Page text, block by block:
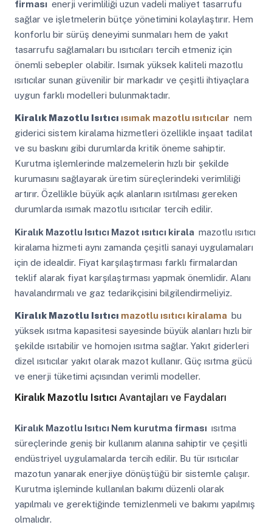
firması enerji verimliliği uzun vadeli maliyet tasarrufu
sağlar ve işletmelerin bütçe yönetimini kolaylaştırır. Hem
konforlu bir sürüş deneyimi sunmaları hem de yakıt
tasarrufu sağlamaları bu ısıtıcıları tercih etmeniz için
önemli sebepler olabilir. Isımak yüksek kaliteli mazotlu
ısıtıcılar sunan güvenilir bir markadır ve çeşitli ihtiyaçlara
uygun farklı modelleri bulunmaktadır.
Kiralık Mazotlu Isıtıcı ısımak mazotlu ısıtıcılar nem
giderici sistem kiralama hizmetleri özellikle inşaat tadilat
ve su baskını gibi durumlarda kritik öneme sahiptir.
Kurutma işlemlerinde malzemelerin hızlı bir şekilde
kurumasını sağlayarak üretim süreçlerindeki verimliliği
artırır. Özellikle büyük açık alanların ısıtılması gereken
durumlarda ısımak mazotlu ısıtıcılar tercih edilir.
Kiralık Mazotlu IsıtıcıMazot ısıtıcı kirala mazotlu ısıtıcı
kiralama hizmeti aynı zamanda çeşitli sanayi uygulamaları
için de idealdir. Fiyat karşılaştırması farklı firmalardan
teklif alarak fiyat karşılaştırması yapmak önemlidir. Alanı
havalandırmalı ve gaz tedarikçisini bilgilendirmeliyiz.
Kiralık Mazotlu Isıtıcı mazotlu ısıtıcı kiralama bu
yüksek ısıtma kapasitesi sayesinde büyük alanları hızlı bir
şekilde ısıtabilir ve homojen ısıtma sağlar. Yakıt giderleri
dizel ısıtıcılar yakıt olarak mazot kullanır. Güç ısıtma gücü
ve enerji tüketimi açısından verimli modeller.
Kiralık Mazotlu IsıtıcıAvantajları ve Faydaları
Kiralık Mazotlu IsıtıcıNem kurutma firması ısıtma
süreçlerinde geniş bir kullanım alanına sahiptir ve çeşitli
endüstriyel uygulamalarda tercih edilir. Bu tür ısıtıcılar
mazotun yanarak enerjiye dönüştüğü bir sistemle çalışır.
Kurutma işleminde kullanılan bakımı düzenli olarak
yapılmalı ve gerektiğinde temizlenmeli ve bakımı yapılmış
olmalıdır.